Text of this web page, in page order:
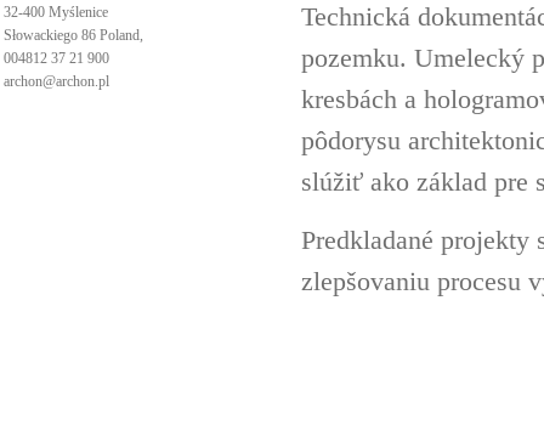
32-400 Myślenice
Słowackiego 86 Poland,
004812 37 21 900
archon@archon.pl
Technická
pozemku. Umelecký
kresbách a
pôdorysu
slúžiť ako základ pre
Predkladané
zlepšovaniu procesu